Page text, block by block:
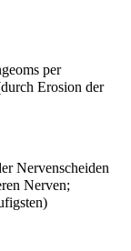
per
Erosion der
Nervenscheiden
Nerven;